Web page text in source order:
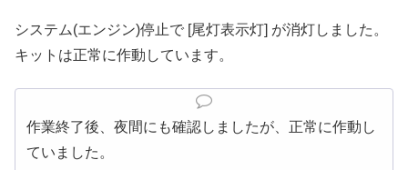
システム(エンジン)停止で [尾灯表示灯] が消灯しました。
キットは正常に作動しています。
作業終了後、夜間にも確認しましたが、正常に作動し
ていました。